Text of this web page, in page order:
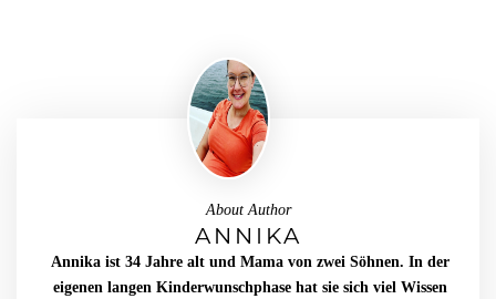
About Author
ANNIKA
Annika ist 34 Jahre alt und Mama von zwei Söhnen. In der
eigenen langen Kinderwunschphase hat sie sich viel Wissen